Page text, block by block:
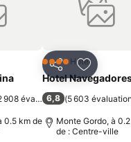
à mes favoris
908 évaluations)
0.5 km de
PartagerAjouter
4 ÉtoilesHôtel
Hotel
6,8 (5 603
Monte Gordo, à
de : Centre-ville